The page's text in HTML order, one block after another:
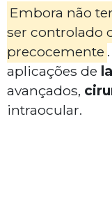
Embora não
ser controlado
precocemente
aplicações de
avançados,
intraocular.